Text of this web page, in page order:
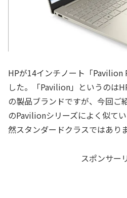
HPが14インチノート「Pavilion
した。「Pavilion」というのは
の製品ブランドですが、今回ご
のPavilionシリーズによく似て
然スタンダードクラスではあり
スポンサー